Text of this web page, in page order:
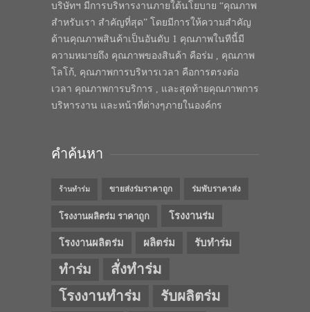
บริษัทฯ มีการบริหารงานภายใต้นโยบาย “คุณภาพ
สำหรับเรา สำคัญที่สุด” โดยมีการให้ความสำคัญ
ด้านคุณภาพสินค้าเป็นอันดับ 1 คุณภาพในทีนี้มี
ความหมายถึง คุณภาพของสินค้า คือร่ม , คุณภาพ
โลโก้, คุณภาพการบริหารเวลา คือการตรงต่อ
เวลา คุณภาพการบริการ , และสุดท้ายคุณภาพการ
บริหารงาน และหน้าที่ต่างๆภายในองค์กร
คำค้นหา
ร้านทำร่ม ขายส่งร่มราคาถูก ร่มพับราคาส่ง
โรงงานผลิตร่ม ราคาถูก โรงงานร่ม
โรงงานผลิตร่ม ผลิตร่ม รับทำร่ม
ทำร่ม
สั่งทำร่ม
โรงงานทำร่ม
รับผลิตร่ม